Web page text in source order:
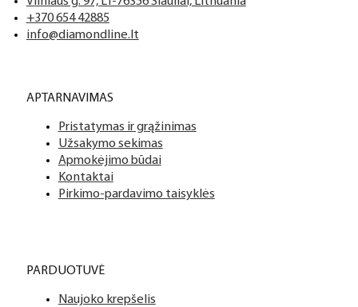
+370 654 42885
info@diamondline.lt
APTARNAVIMAS
Pristatymas ir grąžinimas
Užsakymo sekimas
Apmokėjimo būdai
Kontaktai
Pirkimo-pardavimo taisyklės
PARDUOTUVĖ
Naujoko krepšelis